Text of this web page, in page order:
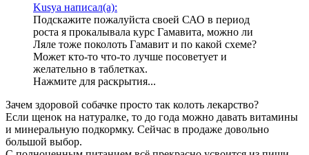
Kusya написал(а):
Подскажите пожалуйста своей САО в период
роста я прокалывала курс Гамавита, можно ли
Ляле тоже поколоть Гамавит и по какой схеме?
Может кто-то что-то лучше посоветует и
желательно в таблетках.
Нажмите для раскрытия...
Зачем здоровой собачке просто так колоть лекарство?
Если щенок на натуралке, то до года можно давать витамины
и минеральную подкормку. Сейчас в продаже довольно
большой выбор.